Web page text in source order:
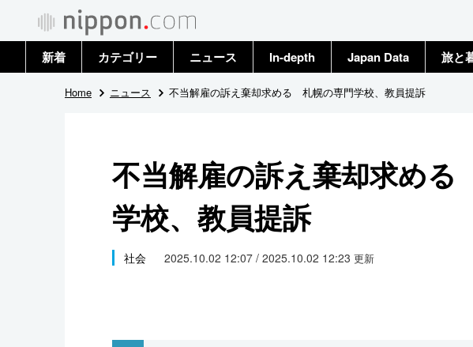
新着 カテゴリー
政治・外交
国際
社会
文化
ニュース
トップ
In-depth Japan Data 旅と
Home ニュース 不当解雇の訴え棄却求める 札幌の専門学校、教員提訴
不当解雇の訴え棄却求め
学校、教員提訴
社会 2025.10.02 12:07 / 2025.10.02 12:23 更新